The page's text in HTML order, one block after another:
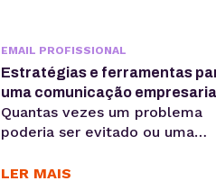
EMAIL PROFISSIONAL
Estratégias e ferramentas
uma comunicação empresarial
eficiente
Quantas vezes um problema
poderia ser evitado ou uma
não fosse a famosa “falta de
LER MAIS